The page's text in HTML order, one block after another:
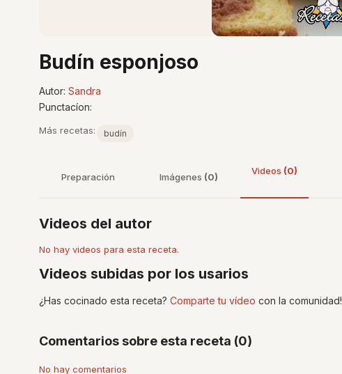
Budín esponjoso
Autor: Sandra
Punctacíon:
Más recetas: budín
Preparación Imágenes (0)
Videos (0)
Videos del autor
No hay videos para esta receta.
Videos subidas por los usarios
¿Has cocinado esta receta? Comparte tu vídeo con la comunidad!
Comentarios sobre esta receta (0)
No hay comentarios